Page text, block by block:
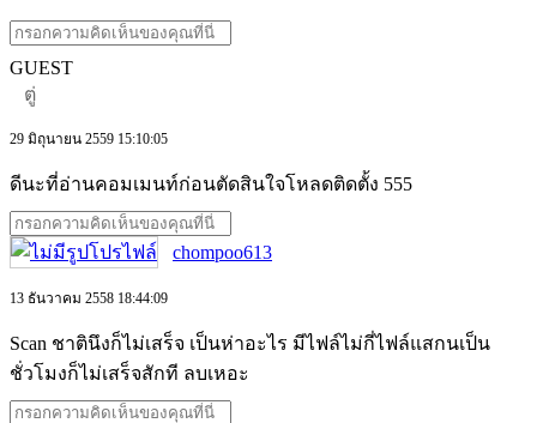
GUEST
ตู่
29 มิถุนายน 2559 15:10:05
ดีนะที่อ่านคอมเมนท์ก่อนตัดสินใจโหลดติดตั้ง 555
chompoo613
13 ธันวาคม 2558 18:44:09
Scan ชาตินึงก็ไม่เสร็จ เป็นห่าอะไร มีไฟล์ไม่กี่ไฟล์แสกนเป็น
ชั่วโมงก็ไม่เสร็จสักที ลบเหอะ